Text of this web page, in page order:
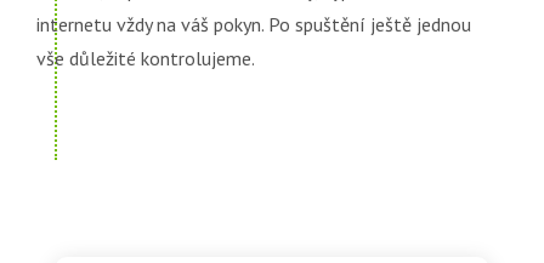
internetu vždy na váš pokyn. Po spuštění ještě jednou
vše důležité kontrolujeme.